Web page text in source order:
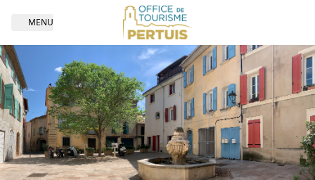
Open navigation
MENU